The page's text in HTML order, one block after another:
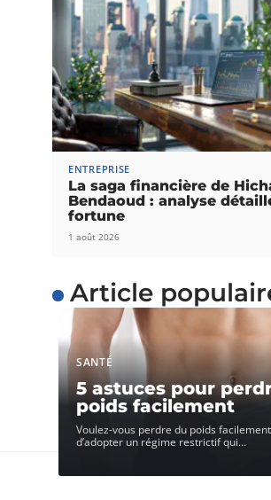
ENTREPRISE
La saga financière de
Bendaoud : analyse
fortune
1 août 2026
Article
SANTÉ
5 astuces pour
poids facilement
Voulez-vous perdre du poids
d’adopter un régime restrictif qui…